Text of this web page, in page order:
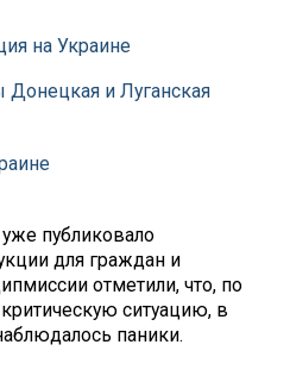
на Украине
Донецкая и Луганская
публиковало
для граждан и
отметили, что, по
ситуацию, в
паники.